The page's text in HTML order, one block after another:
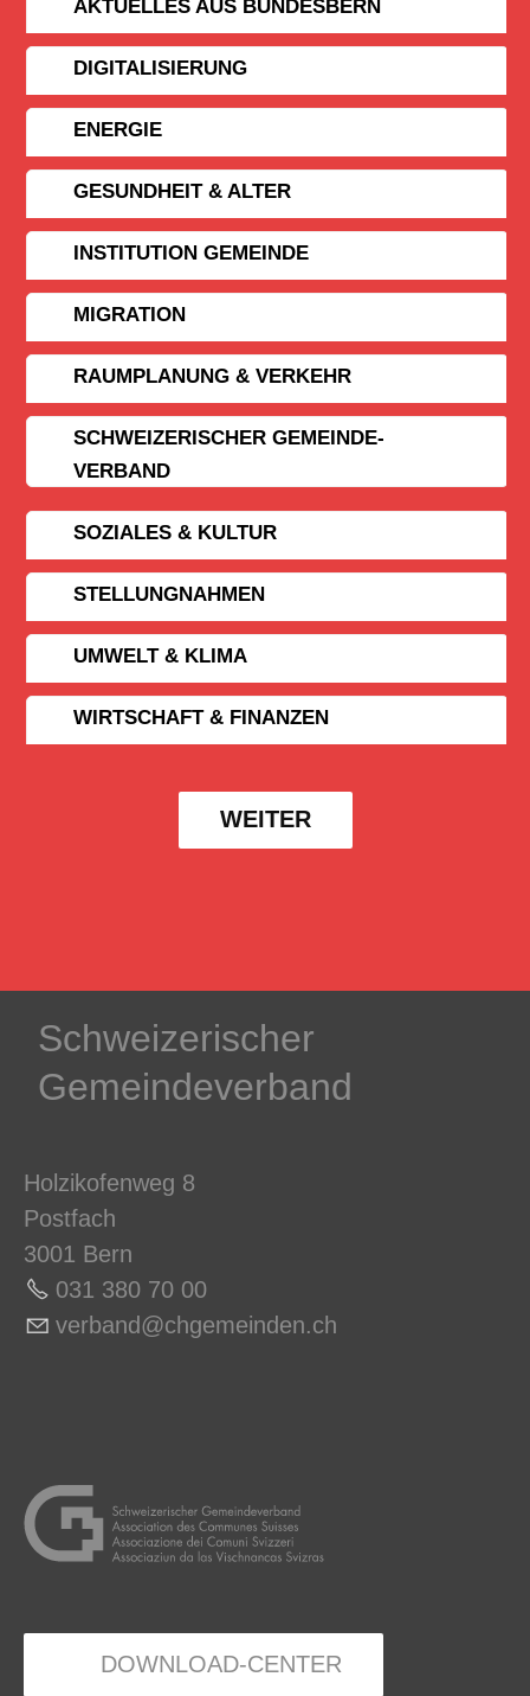
AKTUELLES AUS BUNDESBERN
DIGITALISIERUNG
ENERGIE
GESUNDHEIT & ALTER
INSTITUTION GEMEINDE
MIGRATION
RAUMPLANUNG & VERKEHR
SCHWEIZERISCHER GEMEINDE­
VERBAND
SOZIALES & KULTUR
STELLUNGNAHMEN
UMWELT & KLIMA
WIRTSCHAFT & FINANZEN
WEITER
Schweizerischer
Gemeindeverband
Holzikofenweg 8
Postfach
3001 Bern
031 380 70 00
v rb nd chg m nd n ch
DOWNLOAD-CENTER